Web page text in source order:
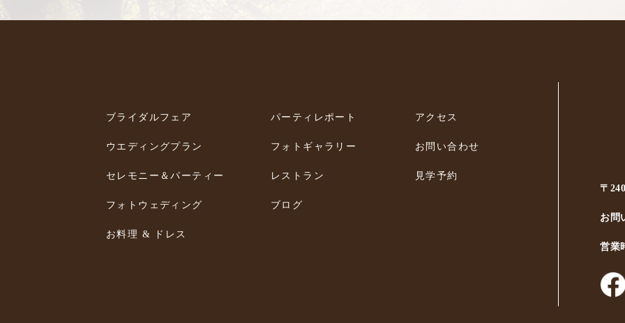
ブライダルフェア
ウエディングプラン
セレモニー＆パーティー
フォトウェディング
お料理 & ドレス
パーティレポート
フォトギャラリー
レストラン
ブログ
アクセス
お問い合わせ
見学予約
〒
お問
営業